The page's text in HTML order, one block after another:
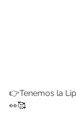
👉Tenemos la
👀🥰